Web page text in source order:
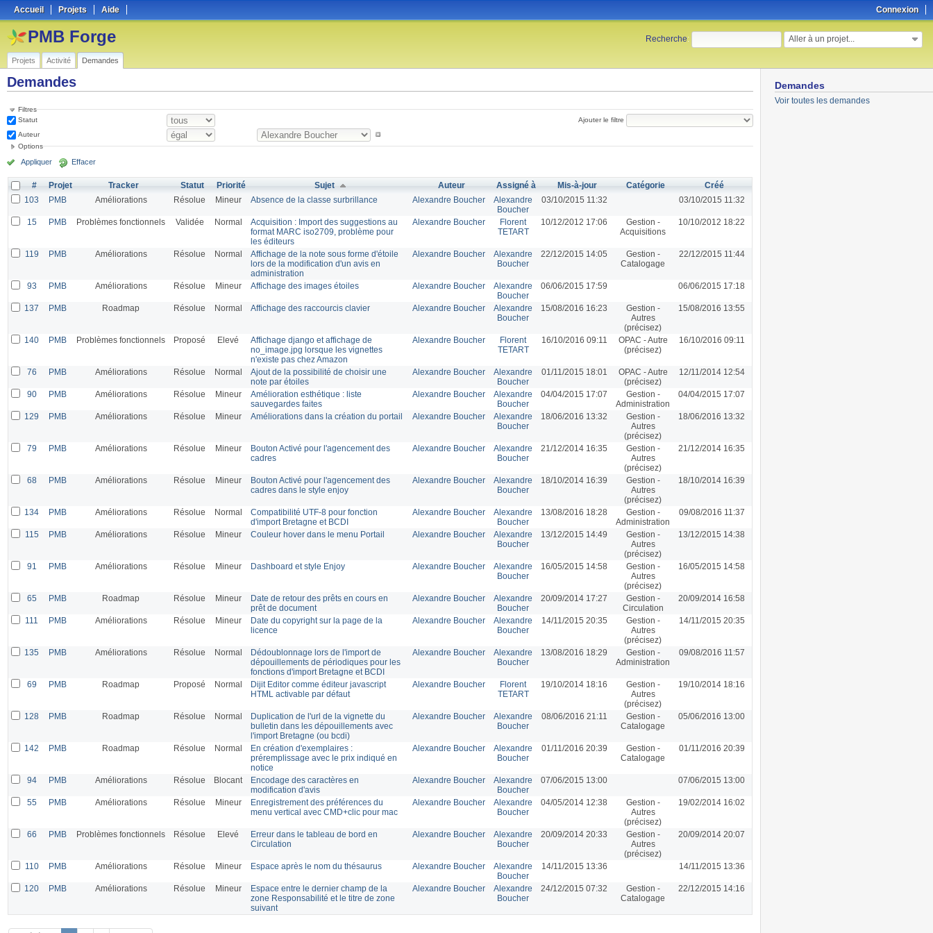
Connexion
Accueil Projets Aide
Recherche: Aller à un projet...
PMB Forge
Projets Activité Demandes
Demandes
Voir toutes les demandes
Demandes
Filtres
Statut
Auteur
Ajouter le filtre
Options
Appliquer Effacer
# Projet Tracker Statut Priorité Sujet Auteur Assigné à Mis-à-jour Catégorie
Créé
103
PMB Améliorations Résolue Mineur Absence de la classe surbrillance Alexandre Boucher
Alexandre
Boucher
03/10/2015 11:32 03/10/2015 11:32
15 PMB Problèmes fonctionnels Validée Normal
Acquisition : Import des suggestions au
format MARC iso2709, problème pour
les éditeurs
Alexandre Boucher
Florent
TETART
10/12/2012 17:06
Gestion -
Acquisitions
10/10/2012 18:22
119 PMB Améliorations Résolue Normal
Affichage de la note sous forme d'étoile
lors de la modification d'un avis en
administration
Alexandre Boucher
Alexandre
Boucher
22/12/2015 14:05
Gestion -
Catalogage
22/12/2015 11:44
93 PMB Améliorations Résolue Mineur Affichage des images étoiles Alexandre Boucher
Alexandre
Boucher
06/06/2015 17:59 06/06/2015 17:18
137 PMB Roadmap Résolue Normal Affichage des raccourcis clavier Alexandre Boucher
Alexandre
Boucher
15/08/2016 16:23
Gestion -
Autres
(précisez)
15/08/2016 13:55
140 PMB Problèmes fonctionnels Proposé Elevé
Affichage django et affichage de
no_image.jpg lorsque les vignettes
n'existe pas chez Amazon
Alexandre Boucher
Florent
TETART
16/10/2016 09:11
OPAC - Autre
(précisez)
16/10/2016 09:11
76 PMB Améliorations Résolue Normal
Ajout de la possibilité de choisir une
note par étoiles
Alexandre Boucher
Alexandre
Boucher
01/11/2015 18:01
OPAC - Autre
(précisez)
12/11/2014 12:54
90 PMB Améliorations Résolue Mineur
Amélioration esthétique : liste
sauvegardes faites
Alexandre Boucher
Alexandre
Boucher
04/04/2015 17:07
Gestion -
Administration
04/04/2015 17:07
129 PMB Améliorations Résolue Mineur Améliorations dans la création du portail Alexandre Boucher
Alexandre
Boucher
18/06/2016 13:32
Gestion -
Autres
(précisez)
18/06/2016 13:32
79 PMB Améliorations Résolue Mineur
Bouton Activé pour l'agencement des
cadres
Alexandre Boucher
Alexandre
Boucher
21/12/2014 16:35
Gestion -
Autres
(précisez)
21/12/2014 16:35
68 PMB Améliorations Résolue Mineur
Bouton Activé pour l'agencement des
cadres dans le style enjoy
Alexandre Boucher
Alexandre
Boucher
18/10/2014 16:39
Gestion -
Autres
(précisez)
18/10/2014 16:39
134 PMB Améliorations Résolue Normal
Compatibilité UTF-8 pour fonction
d'import Bretagne et BCDI
Alexandre Boucher
Alexandre
Boucher
13/08/2016 18:28
Gestion -
Administration
09/08/2016 11:37
115 PMB Améliorations Résolue Mineur Couleur hover dans le menu Portail Alexandre Boucher
Alexandre
Boucher
13/12/2015 14:49
Gestion -
Autres
(précisez)
13/12/2015 14:38
91 PMB Améliorations Résolue Mineur Dashboard et style Enjoy Alexandre Boucher
Alexandre
Boucher
16/05/2015 14:58
Gestion -
Autres
(précisez)
16/05/2015 14:58
65 PMB Roadmap Résolue Mineur
Date de retour des prêts en cours en
prêt de document
Alexandre Boucher
Alexandre
Boucher
20/09/2014 17:27
Gestion -
Circulation
20/09/2014 16:58
111 PMB Améliorations Résolue Mineur
Date du copyright sur la page de la
licence
Alexandre Boucher
Alexandre
Boucher
14/11/2015 20:35
Gestion -
Autres
(précisez)
14/11/2015 20:35
135 PMB Améliorations Résolue Normal
Dédoublonnage lors de l'import de
dépouillements de périodiques pour les
fonctions d'import Bretagne et BCDI
Alexandre Boucher
Alexandre
Boucher
13/08/2016 18:29
Gestion -
Administration
09/08/2016 11:57
69 PMB Roadmap Proposé Normal
Dijit Editor comme éditeur javascript
HTML activable par défaut
Alexandre Boucher
Florent
TETART
19/10/2014 18:16
Gestion -
Autres
(précisez)
19/10/2014 18:16
128 PMB Roadmap Résolue Normal
Duplication de l'url de la vignette du
bulletin dans les dépouillements avec
l'import Bretagne (ou bcdi)
Alexandre Boucher
Alexandre
Boucher
08/06/2016 21:11
Gestion -
Catalogage
05/06/2016 13:00
142 PMB Roadmap Résolue Normal
En création d'exemplaires :
préremplissage avec le prix indiqué en
notice
Alexandre Boucher
Alexandre
Boucher
01/11/2016 20:39
Gestion -
Catalogage
01/11/2016 20:39
94 PMB Améliorations Résolue Blocant
Encodage des caractères en
modification d'avis
Alexandre Boucher
Alexandre
Boucher
07/06/2015 13:00 07/06/2015 13:00
55 PMB Améliorations Résolue Mineur
Enregistrement des préférences du
menu vertical avec CMD+clic pour mac
Alexandre Boucher
Alexandre
Boucher
04/05/2014 12:38
Gestion -
Autres
(précisez)
19/02/2014 16:02
66 PMB Problèmes fonctionnels Résolue Elevé
Erreur dans le tableau de bord en
Circulation
Alexandre Boucher
Alexandre
Boucher
20/09/2014 20:33
Gestion -
Autres
(précisez)
20/09/2014 20:07
110 PMB Améliorations Résolue Mineur Espace après le nom du thésaurus Alexandre Boucher
Alexandre
Boucher
14/11/2015 13:36 14/11/2015 13:36
120 PMB Améliorations Résolue Mineur
Espace entre le dernier champ de la
zone Responsabilité et le titre de zone
suivant
Alexandre Boucher
Alexandre
Boucher
24/12/2015 07:32
Gestion -
Catalogage
22/12/2015 14:16